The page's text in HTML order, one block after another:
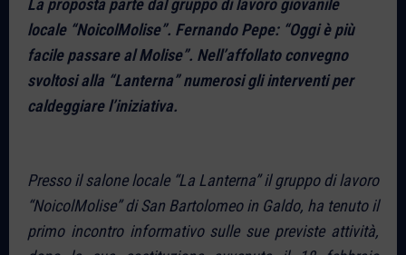
La proposta parte dal gruppo di lavoro giovanile
locale “NoicolMolise”. Fernando Pepe: “Oggi è più
facile passare al Molise”. Nell’affollato convegno
svoltosi alla “Lanterna” numerosi gli interventi per
caldeggiare l’iniziativa.
Presso il salone locale “La Lanterna” il gruppo di lavoro
“NoicolMolise” di San Bartolomeo in Galdo, ha tenuto il
primo incontro informativo sulle sue previste attività,